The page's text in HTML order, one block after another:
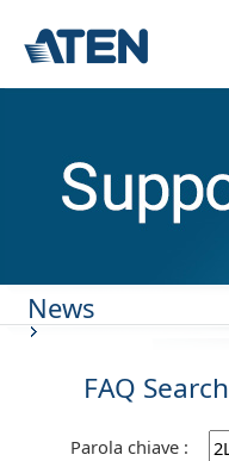
News
FAQ Search
Parola chiave :